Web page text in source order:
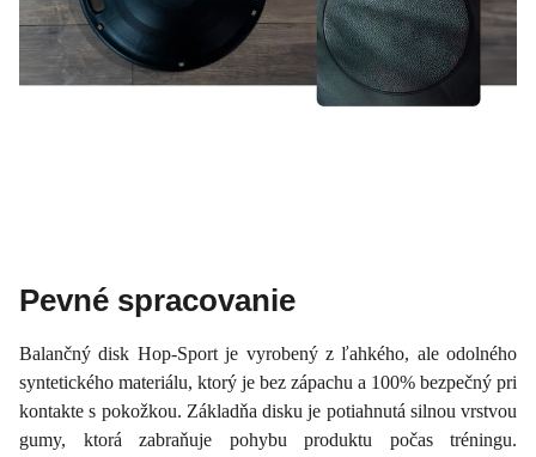
Pevné spracovanie
Balančný disk Hop-Sport je vyrobený z ľahkého, ale odolného
syntetického materiálu, ktorý je bez zápachu a 100% bezpečný pri
kontakte s pokožkou. Základňa disku je potiahnutá silnou vrstvou
gumy, ktorá zabraňuje pohybu produktu počas tréningu.